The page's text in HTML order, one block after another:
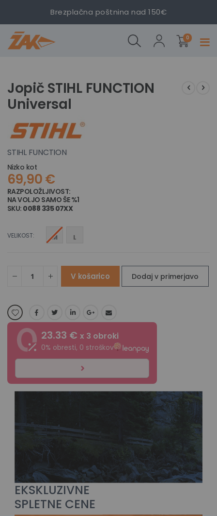
Brezplačna poštnina nad 150€
0izdelki
na
konec
galerije
slik
STIHL
FUNCTION
na
začetek
galerije
slik
Jopič STIHL FUNCTION
Universal
STIHL FUNCTION
Nizko kot
69,90 €
RAZPOLOŽLJIVOST:
NA VOLJO SAMO ŠE%1
SKU 0088 335 07XX
VELIKOST M L
V košarico Dodaj v primerjavo
23.33 € x 3 obroki
0% obresti, 0 stroškov
EKSKLUZIVNE
SPLETNE CENE